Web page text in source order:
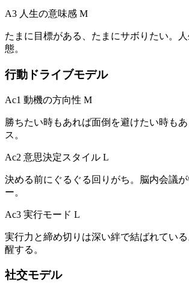
A3 人生の意味感 M
たまに目標がある、たまにサボりたい。
態。
行動ドライブモデル
Ac1 動機の方向性 M
勝ちたい時もあれば面倒を避けたい時も
ス。
Ac2 意思決定スタイル L
決める前にぐるぐる回りがち。脳内会議
ー。
Ac3 実行モード L
実行力と締め切りは深い絆で結ばれてい
醒する。
社交モデル